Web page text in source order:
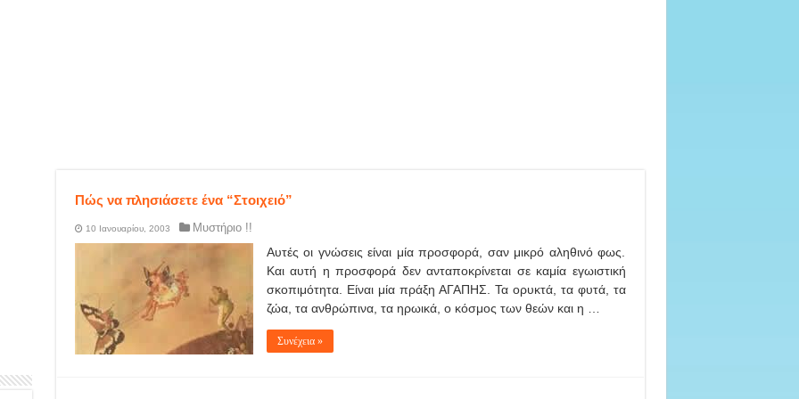
Πώς να πλησιάσετε ένα “Στοιχειό”
10 Ιανουαρίου, 2003 Μυστήριο !!
Αυτές οι γνώσεις είναι μία προσφορά, σαν μικρό αληθινό φως.
Και αυτή η προσφορά δεν ανταποκρίνεται σε καμία εγωιστική
σκοπιμότητα. Είναι μία πράξη ΑΓΑΠΗΣ. Τα ορυκτά, τα φυτά, τα
ζώα, τα ανθρώπινα, τα ηρωικά, ο κόσμος των θεών και η …
Συνέχεια »